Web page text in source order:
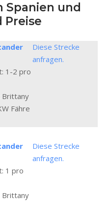
Spanien und
Preise
Diese Strecke
anfragen.
1-2 pro
Brittany
Fähre
Diese Strecke
anfragen.
1 pro
Brittany